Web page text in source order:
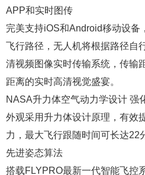
APP和实时图传
完美支持iOS和Android移动设备
飞行路径，无人机将根据路径自
清视频图像实时传输系统，传输
距离的实时高清视觉盛宴。
NASA升力体空气动力学设计 强
外观采用升力体设计原理，有效
力，最大飞行跟随时间可长达22
先进姿态算法
搭载FLYPRO最新一代智能飞控